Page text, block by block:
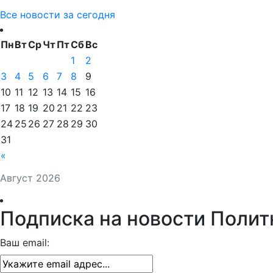
Все новости за сегодня
Август 2026
ПнВтСрЧтПтСбВс
«
1
2
3
4 5 6 7 8
9
10 11 12 13 14 15 16
17 18 19 20 21 22 23
24 25 26 27 28 29 30
31
Подписка на новости
Ваш email: